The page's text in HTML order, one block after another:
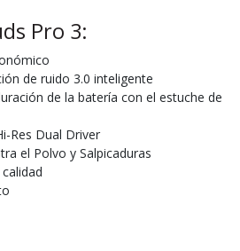
Pro 3:
de ruido 3.0 inteligente
de la batería con el estuche de
Res Dual Driver
el Polvo y Salpicaduras